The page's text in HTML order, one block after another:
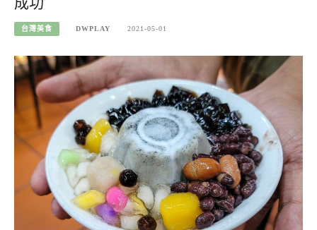
台灣美食 DWPLAY 2021-05-01